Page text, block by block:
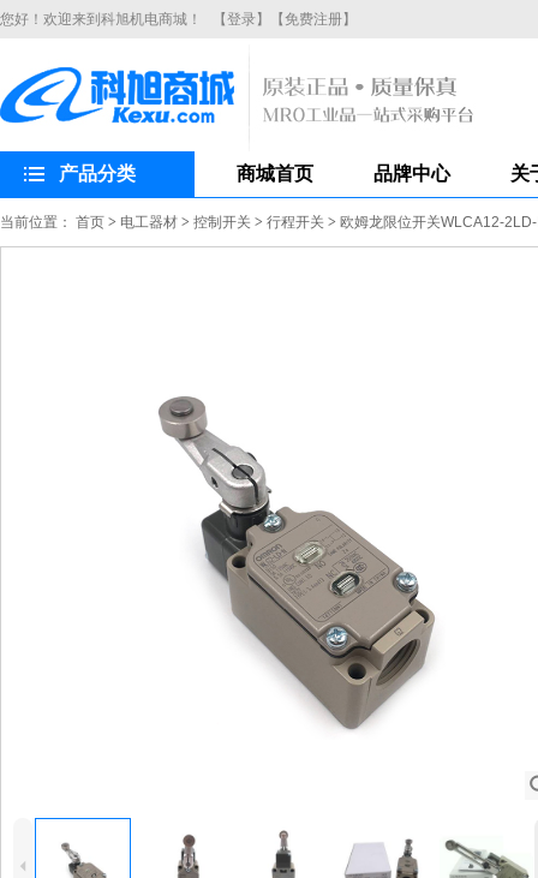
您好！欢迎来到科旭机电商城！ 【登录】 【免费注册】
产品分类 商城首页 品牌中心 关
当前位置： 首页 > 电工器材 > 控制开关 > 行程开关 > 欧姆龙限位开关WLCA12-
4